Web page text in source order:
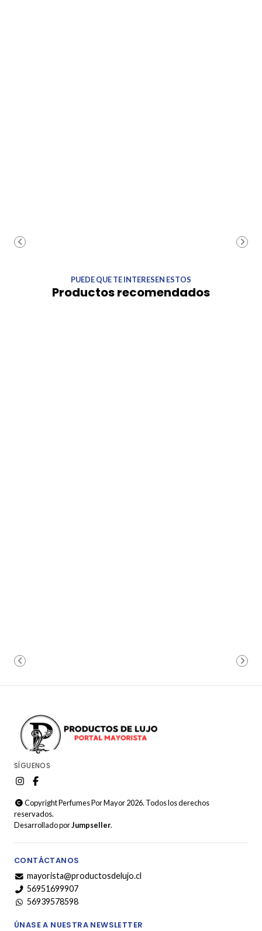
PUEDE QUE TE INTERESEN ESTOS
Productos recomendados
SÍGUENOS
Copyright Perfumes Por Mayor 2026. Todos los derechos
reservados.
Desarrollado porJumpseller.
CONTÁCTANOS
mayorista@productosdelujo.cl
56951699907
56939578598
ÚNASE A NUESTRA NEWSLETTER